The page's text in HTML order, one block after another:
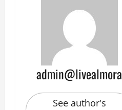
admin@livealmora
See author's